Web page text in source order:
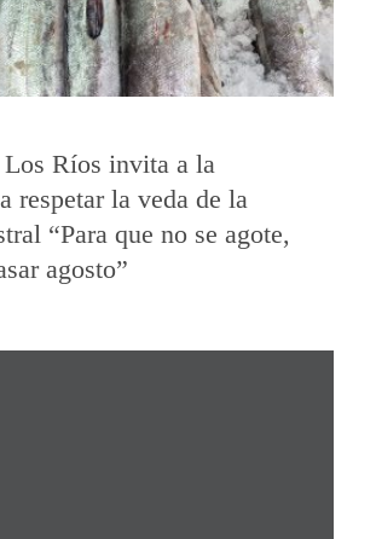
Los Ríos invita a la
respetar la veda de la
“Para que no se agote,
agosto”